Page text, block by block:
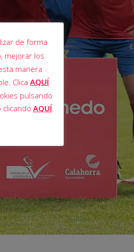
de forma
mejorar los
manera
Clica AQUÍ
pulsando
clicando AQUÍ.